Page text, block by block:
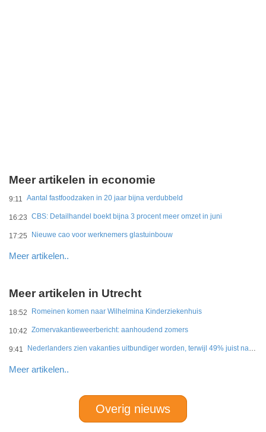
Meer artikelen in economie
9:11 Aantal fastfoodzaken in 20 jaar bijna verdubbeld
16:23 CBS: Detailhandel boekt bijna 3 procent meer omzet in juni
17:25 Nieuwe cao voor werknemers glastuinbouw
Meer artikelen..
Meer artikelen in Utrecht
18:52 Romeinen komen naar Wilhelmina Kinderziekenhuis
10:42 Zomervakantieweerbericht: aanhoudend zomers
9:41 Nederlanders zien vakanties uitbundiger worden, terwijl 49% juist naar eenvoud verlangt
Meer artikelen..
Overig nieuws